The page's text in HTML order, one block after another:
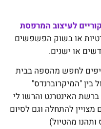
לעיצוב המרפסת
או בשוק הפשפשים
או ישנים.
לחפש מהספה בבית
בין "המיקרוברנדס"
האינטרנט והרשו לי
מצויין להתחלה וגם לסיום
מהטיול)